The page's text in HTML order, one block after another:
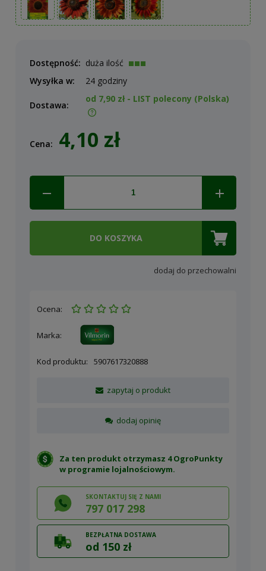
Dostępność: duża ilość
Wysyłka w:
24 godziny
Dostawa:
od 7,90 zł - LIST polecony (Polska)
Cena: 4,10 zł
DO KOSZYKA
dodaj do przechowalni
Ocena:
Marka:
Kod produktu: 5907617320888
zapytaj o produkt
dodaj opinię
Za ten produkt otrzymasz 4 OgroPunkty
w programie lojalnościowym.
SKONTAKTUJ SIĘ Z NAMI
797 017 298
BEZPŁATNA DOSTAWA
od 150 zł